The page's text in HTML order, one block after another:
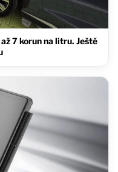
7 korun na litru. Ještě